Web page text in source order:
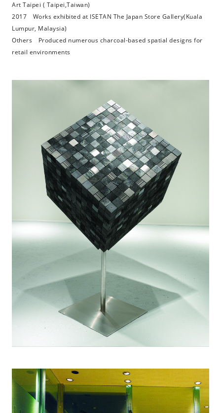
Art Taipei ( Taipei,Taiwan)
2017 Works exhibited at ISETAN The Japan Store Gallery(Kuala
Lumpur, Malaysia)
Others Produced numerous charcoal-based spatial designs for
retail environments